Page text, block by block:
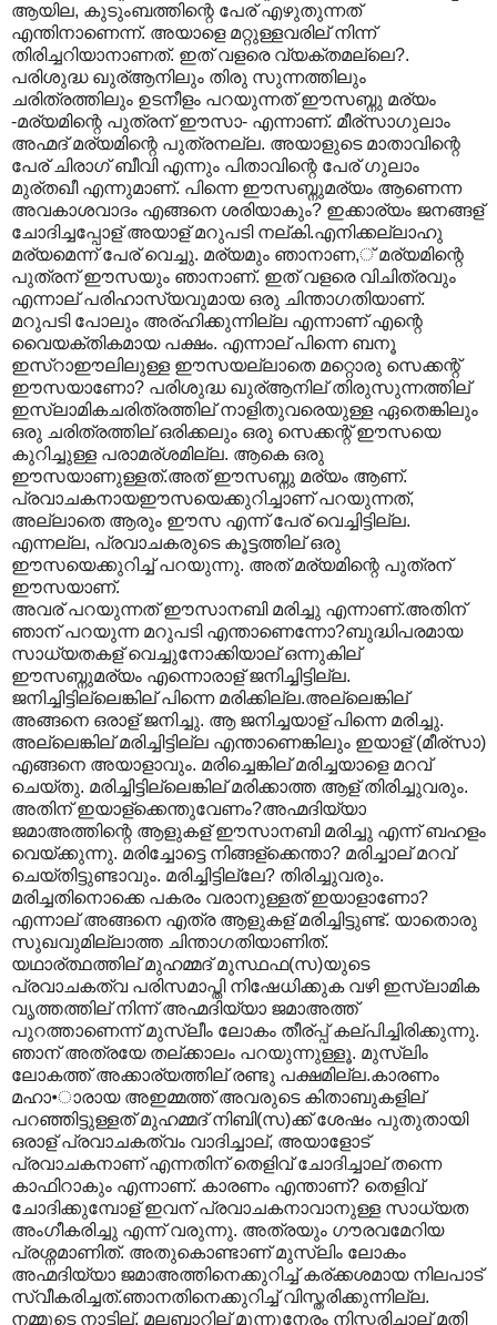
ആയില, കുടുംബത്തിന്റെ പേര് എഴുതുന്നത്
എന്തിനാണെന്ന്. അയാളെ മറ്റുള്ളവരില് നിന്ന്
തിരിച്ചറിയാനാണത്. ഇത് വളരെ വ്യക്തമല്ലെ?.
പരിശുദ്ധ ഖുര്ആനിലും തിരു സുന്നത്തിലും
ചരിത്രത്തിലും ഉടനീളം പറയുന്നത് ഈസബ്നു മര്യം
-മര്യമിന്റെ പുത്രന് ഈസാ- എന്നാണ്. മീര്സാഗുലാം
അഹ്മദ് മര്യമിന്റെ പുത്രനല്ല. അയാളുടെ മാതാവിന്റെ
പേര് ചിരാഗ് ബീവി എന്നും പിതാവിന്റെ പേര് ഗുലാം
മുര്തഖീ എന്നുമാണ്. പിന്നെ ഈസബ്നുമര്യം ആണെന്ന
അവകാശവാദം എങ്ങനെ ശരിയാകും? ഇക്കാര്യം ജനങ്ങള്
ചോദിച്ചപ്പോള് അയാള് മറുപടി നല്കി.എനിക്കല്ലാഹു
മര്യമെന്ന് പേര് വെച്ചു. മര്യമും ഞാനാണ,് മര്യമിന്റെ
പുത്രന് ഈസയും ഞാനാണ്. ഇത് വളരെ വിചിത്രവും
എന്നാല് പരിഹാസ്യവുമായ ഒരു ചിന്താഗതിയാണ്.
മറുപടി പോലും അര്ഹിക്കുന്നില്ല എന്നാണ് എന്റെ
വൈയക്തികമായ പക്ഷം. എന്നാല് പിന്നെ ബനൂ
ഇസ്റാഈലിലുള്ള ഈസയല്ലാതെ മറ്റൊരു സെക്കന്റ്
ഈസയാണോ? പരിശുദ്ധ ഖുര്ആനില് തിരുസുന്നത്തില്
ഇസ്ലാമികചരിത്രത്തില് നാളിതുവരെയുള്ള ഏതെങ്കിലും
ഒരു ചരിത്രത്തില് ഒരിക്കലും ഒരു സെക്കന്റ് ഈസയെ
കുറിച്ചുള്ള പരാമര്ശമില്ല. ആകെ ഒരു
ഈസയാണുള്ളത്.അത് ഈസബ്നു മര്യം ആണ്.
പ്രവാചകനായഈസയെക്കുറിച്ചാണ് പറയുന്നത്,
അല്ലാതെ ആരും ഈസ എന്ന് പേര് വെച്ചിട്ടില്ല.
എന്നല്ല, പ്രവാചകരുടെ കൂട്ടത്തില് ഒരു
ഈസയെക്കുറിച്ച് പറയുന്നു. അത് മര്യമിന്റെ പുത്രന്
ഈസയാണ്.
അവര് പറയുന്നത് ഈസാനബി മരിച്ചു എന്നാണ്.അതിന്
ഞാന് പറയുന്ന മറുപടി എന്താണെന്നോ?ബുദ്ധിപരമായ
സാധ്യതകള് വെച്ചുനോക്കിയാല് ഒന്നുകില്
ഈസബ്നുമര്യം എന്നൊരാള് ജനിച്ചിട്ടില്ല.
ജനിച്ചിട്ടില്ലെങ്കില് പിന്നെ മരിക്കില്ല.അല്ലെങ്കില്
അങ്ങനെ ഒരാള് ജനിച്ചു. ആ ജനിച്ചയാള് പിന്നെ മരിച്ചു.
അല്ലെങ്കില് മരിച്ചിട്ടില്ല എന്താണെങ്കിലും ഇയാള് (മീര്സാ)
എങ്ങനെ അയാളാവും. മരിച്ചെങ്കില് മരിച്ചയാളെ മറവ്
ചെയ്തു. മരിച്ചിട്ടില്ലെങ്കില് മരിക്കാത്ത ആള് തിരിച്ചുവരും.
അതിന് ഇയാള്ക്കെന്തുവേണം?അഹ്മദിയ്യാ
ജമാഅത്തിന്റെ ആളുകള് ഈസാനബി മരിച്ചു എന്ന് ബഹളം
വെയ്ക്കുന്നു. മരിച്ചോട്ടെ നിങ്ങള്ക്കെന്താ? മരിച്ചാല് മറവ്
ചെയ്തിട്ടുണ്ടാവും. മരിച്ചിട്ടില്ലേ? തിരിച്ചുവരും.
മരിച്ചതിനൊക്കെ പകരം വരാനുള്ളത് ഇയാളാണോ?
എന്നാല് അങ്ങനെ എത്ര ആളുകള് മരിച്ചിട്ടുണ്ട്. യാതൊരു
സുഖവുമില്ലാത്ത ചിന്താഗതിയാണിത്.
യഥാര്ത്ഥത്തില് മുഹമ്മദ് മുസ്ഥഫ(സ)യുടെ
പ്രവാചകത്വ പരിസമാപ്തി നിഷേധിക്കുക വഴി ഇസ്ലാമിക
വൃത്തത്തില് നിന്ന് അഹ്മദിയ്യാ ജമാഅത്ത്
പുറത്താണെന്ന് മുസ്ലീം ലോകം തീര്പ്പ് കല്പിച്ചിരിക്കുന്നു.
ഞാന് അത്രയേ തല്ക്കാലം പറയുന്നുള്ളൂ. മുസ്ലിം
ലോകത്ത് അക്കാര്യത്തില് രണ്ടു പക്ഷമില്ല.കാരണം
മഹാ•ാരായ അഇമ്മത്ത് അവരുടെ കിതാബുകളില്
പറഞ്ഞിട്ടുള്ളത് മുഹമ്മദ് നിബി(സ)ക്ക് ശേഷം പുതുതായി
ഒരാള് പ്രവാചകത്വം വാദിച്ചാല്, അയാളോട്
പ്രവാചകനാണ് എന്നതിന് തെളിവ് ചോദിച്ചാല് തന്നെ
കാഫിറാകും എന്നാണ്. കാരണം എന്താണ്? തെളിവ്
ചോദിക്കുമ്പോള് ഇവന് പ്രവാചകനാവാനുള്ള സാധ്യത
അംഗീകരിച്ചു എന്ന് വരുന്നു. അത്രയും ഗൗരവമേറിയ
പ്രശ്നമാണിത്. അതുകൊണ്ടാണ് മുസ്ലിം ലോകം
അഹ്മദിയ്യാ ജമാഅത്തിനെക്കുറിച്ച് കര്ക്കശമായ നിലപാട്
സ്വീകരിച്ചത്.ഞാനതിനെക്കുറിച്ച് വിസ്തരിക്കുന്നില്ല.
നമ്മുടെ നാട്ടില്, മലബാറില് മൂന്നുനേരം നിസ്കരിച്ചാല് മതി